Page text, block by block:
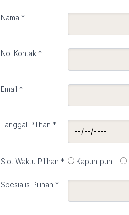
Nama *
No. Kontak *
Email *
Tanggal Pilihan *
Slot Waktu Pilihan * Kapun pun
Spesialis Pilihan *